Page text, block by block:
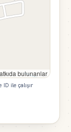
bulunanlar
ID ile çalışır